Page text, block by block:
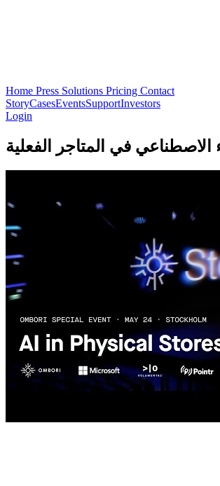
Home Press Solutions Pricing Contact
StoryCasesEventsSupportInvestors
Login
الاصطناعي في المتاجر الفعلية